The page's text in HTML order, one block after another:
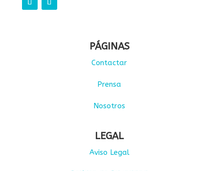
PÁGINAS
Contactar
Prensa
Nosotros
LEGAL
Aviso Legal